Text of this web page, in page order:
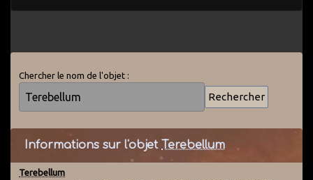
Chercher le nom de l'objet :
Informations sur l'objet Terebellum
Terebellum